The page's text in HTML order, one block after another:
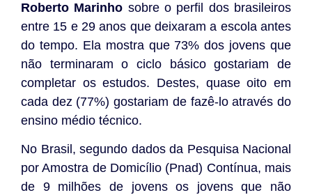
Roberto Marinho sobre o perfil dos brasileiros
entre 15 e 29 anos que deixaram a escola antes
do tempo. Ela mostra que 73% dos jovens que
não terminaram o ciclo básico gostariam de
completar os estudos. Destes, quase oito em
cada dez (77%) gostariam de fazê-lo através do
ensino médio técnico.
No Brasil, segundo dados da Pesquisa Nacional
por Amostra de Domicílio (Pnad) Contínua, mais
de 9 milhões de jovens os jovens que não